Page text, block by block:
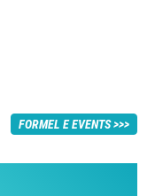
FORMEL E EVENTS